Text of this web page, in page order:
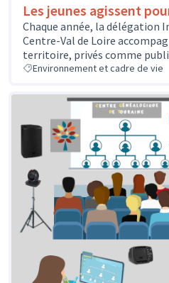
Les jeunes agissent
Chaque année, la délégation
Centre-Val de Loire
territoire, privés comme
Environnement et cadre de vie